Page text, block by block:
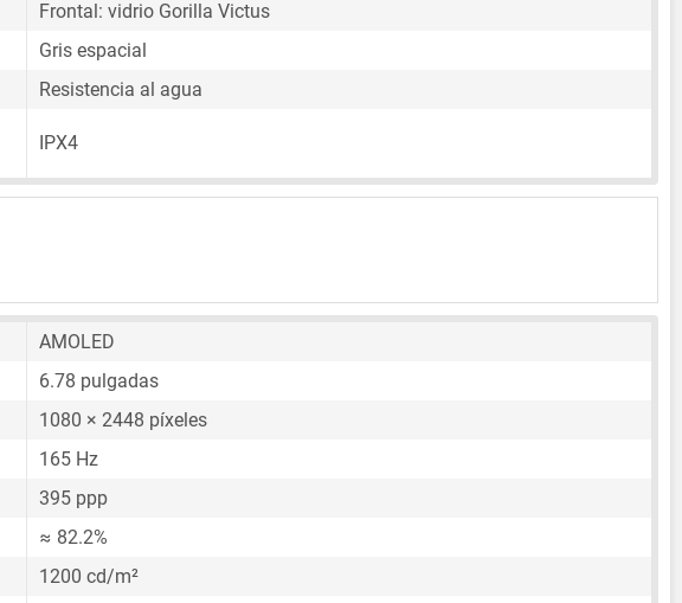
Frontal: vidrio Gorilla Victus
Gris espacial
Resistencia al agua
IPX4
AMOLED
6.78 pulgadas
1080 × 2448 píxeles
165 Hz
395 ppp
≈ 82.2%
1200 cd/m²